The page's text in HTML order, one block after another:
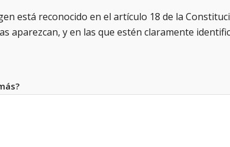
está reconocido en el artículo 18 de la
aparezcan, y en las que estén claramente